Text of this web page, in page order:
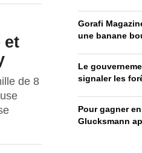
et
de 8
Gorafi
une banane
Le
signaler les
Pour gagner
Glucksmann